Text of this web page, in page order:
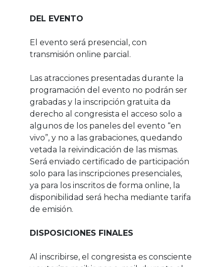
DEL EVENTO
El evento será presencial, con
transmisión online parcial.
Las atracciones presentadas durante la
programación del evento no podrán ser
grabadas y la inscripción gratuita da
derecho al congresista el acceso solo a
algunos de los paneles del evento “en
vivo”, y no a las grabaciones, quedando
vetada la reivindicación de las mismas.
Será enviado certificado de participación
solo para las inscripciones presenciales,
ya para los inscritos de forma online, la
disponibilidad será hecha mediante tarifa
de emisión.
DISPOSICIONES FINALES
Al inscribirse, el congresista es consciente